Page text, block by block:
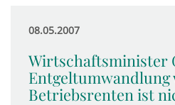
08.05.2007
Wirtschaftsminister
Entgeltumwandlung
Betriebsrenten ist